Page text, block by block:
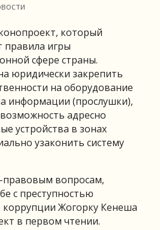
который
правила игры
сфере страны.
юридически закрепить
на оборудование
информации (прослушки),
адресно
устройства в зонах
узаконить систему
правовым вопросам,
с преступностью
Жогорку Кенеша
в первом чтении.